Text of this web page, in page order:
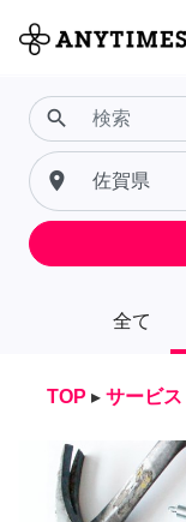
全て
search
place
TOP ▸ サービス